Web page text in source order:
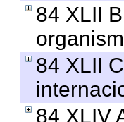
84 XLII
84 XLII
84 XLIV